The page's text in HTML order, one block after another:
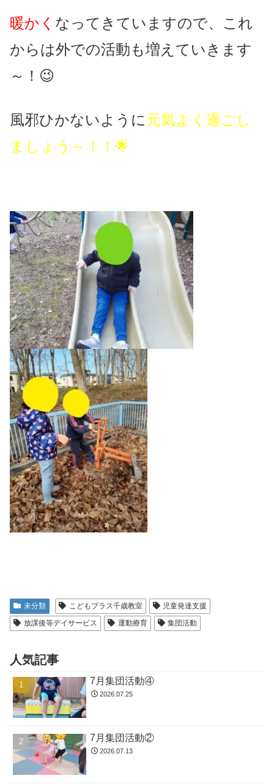
暖かく なってきていますので、これ
からは外での活動も増えていきます
～！😉
風邪ひかないように元気よく過ごし
ましょう～！！🌟
未分類 こどもプラス千歳教室
児童発達支援
放課後等デイサービス
運動療育 集団活動
人気記事
7月集団活動④
2026.07.25
7月集団活動②
2026.07.13